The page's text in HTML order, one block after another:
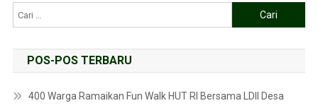
POS-POS TERBARU
400 Warga Ramaikan Fun Walk HUT RI Bersama LDII Desa